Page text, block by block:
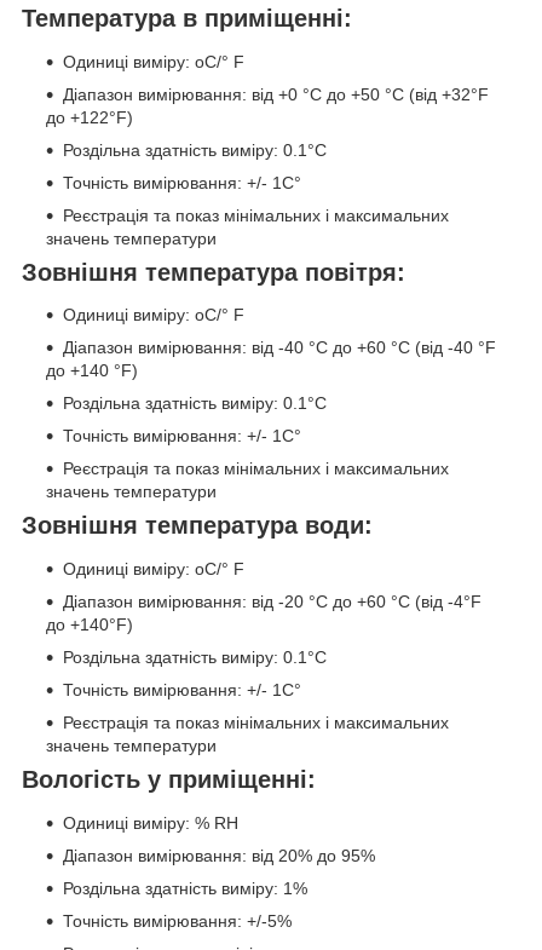
Температура в приміщенні:
Одиниці виміру: oС/° F
Діапазон вимірювання: від +0 °C до +50 °C (від +32°F
до +122°F)
Роздільна здатність виміру: 0.1°C
Точність вимірювання: +/- 1C°
Реєстрація та показ мінімальних і максимальних
значень температури
Зовнішня температура повітря:
Одиниці виміру: oС/° F
Діапазон вимірювання: від -40 °C до +60 °C (від -40 °F
до +140 °F)
Роздільна здатність виміру: 0.1°C
Точність вимірювання: +/- 1C°
Реєстрація та показ мінімальних і максимальних
значень температури
Зовнішня температура води:
Одиниці виміру: oС/° F
Діапазон вимірювання: від -20 °C до +60 °C (від -4°F
до +140°F)
Роздільна здатність виміру: 0.1°C
Точність вимірювання: +/- 1C°
Реєстрація та показ мінімальних і максимальних
значень температури
Вологість у приміщенні:
Одиниці виміру: % RH
Діапазон вимірювання: від 20% до 95%
Роздільна здатність виміру: 1%
Точність вимірювання: +/-5%